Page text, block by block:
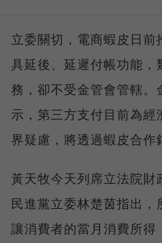
立委關切，電商蝦皮日前
具延後、延遲付帳功能，
務，卻不受金管會管轄。
示，第三方支付目前為
界疑慮，將透過蝦皮合作
黃天牧今天列席立法院財
民進黨立委林楚茵指出，
讓消費者的當月消費所得